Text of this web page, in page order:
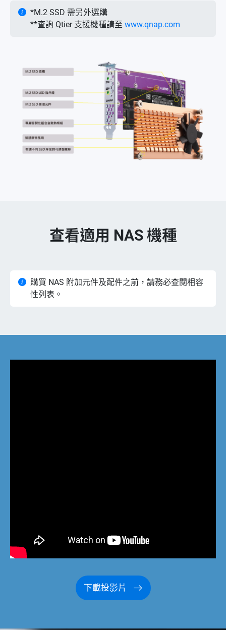
*M.2 SSD 需另外選購
**查詢 Qtier 支援機種請至 www.qnap.com
查看適用 NAS 機種
購買 NAS 附加元件及配件之前，請務必查閱相容
性列表。
下載投影片